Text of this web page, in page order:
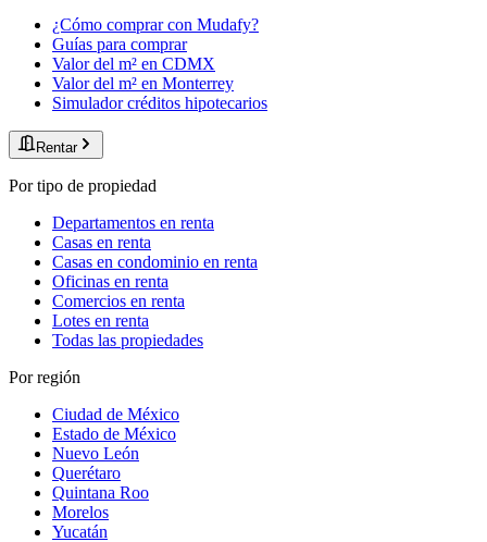
¿Cómo comprar con Mudafy?
Guías para comprar
Valor del m² en CDMX
Valor del m² en Monterrey
Simulador créditos hipotecarios
Rentar
Por tipo de propiedad
Departamentos en renta
Casas en renta
Casas en condominio en renta
Oficinas en renta
Comercios en renta
Lotes en renta
Todas las propiedades
Por región
Ciudad de México
Estado de México
Nuevo León
Querétaro
Quintana Roo
Morelos
Yucatán